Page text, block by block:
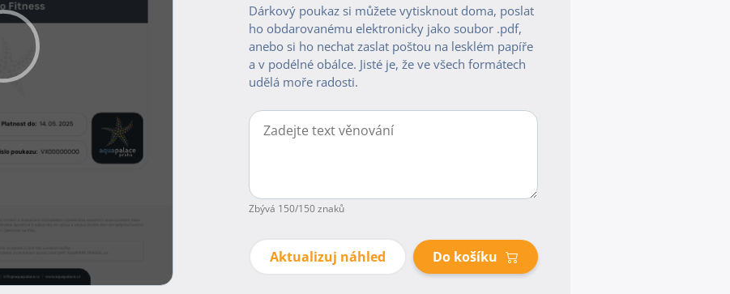
Dárkový poukaz si můžete vytisknout doma, poslat
ho obdarovanému elektronicky jako soubor .pdf,
anebo si ho nechat zaslat poštou na lesklém papíře
a v podélné obálce. Jisté je, že ve všech formátech
udělá moře radosti.
Zbývá 150/150 znaků
Aktualizuj náhled Do košíku